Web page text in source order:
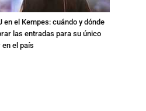
en el Kempes: cuándo y dónde
las entradas para su único
en el país